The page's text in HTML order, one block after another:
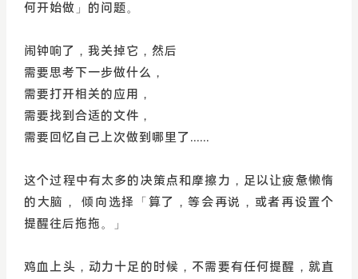
何开始做」的问题。
闹钟响了，我关掉它，然后
需要思考下一步做什么，
需要打开相关的应用，
需要找到合适的文件，
需要回忆自己上次做到哪里了......
这个过程中有太多的决策点和摩擦力，足以让疲惫懒惰
的大脑， 倾向选择「算了，等会再说，或者再设置个
提醒往后拖拖。」
鸡血上头，动力十足的时候，不需要有任何提醒，就直